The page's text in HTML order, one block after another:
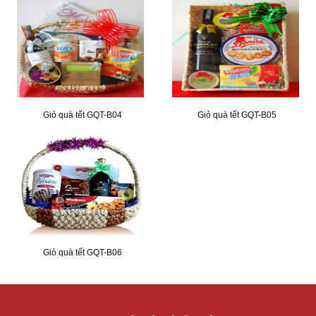
Giỏ quà tết GQT-B04 Giỏ quà tết GQT-B05
Giỏ quà tết GQT-B06